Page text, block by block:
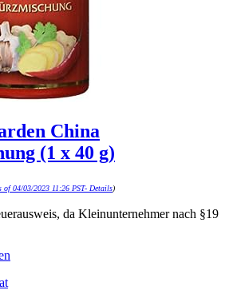
China
(1 x 40 g)
of 04/03/2023 11:26 PST- Details)
da Kleinunternehmer nach §19